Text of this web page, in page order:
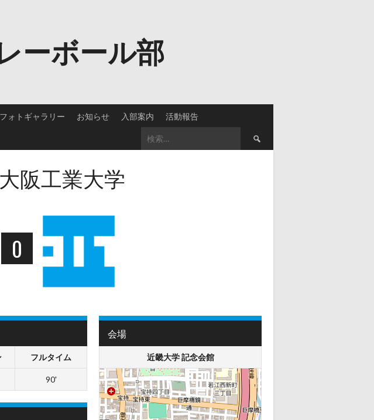
ーボール部
フォトギャラリー お知らせ 入部案内 活動報告
阪工業大学
0
フルタイム
90'
会場
近畿大学 記念会館